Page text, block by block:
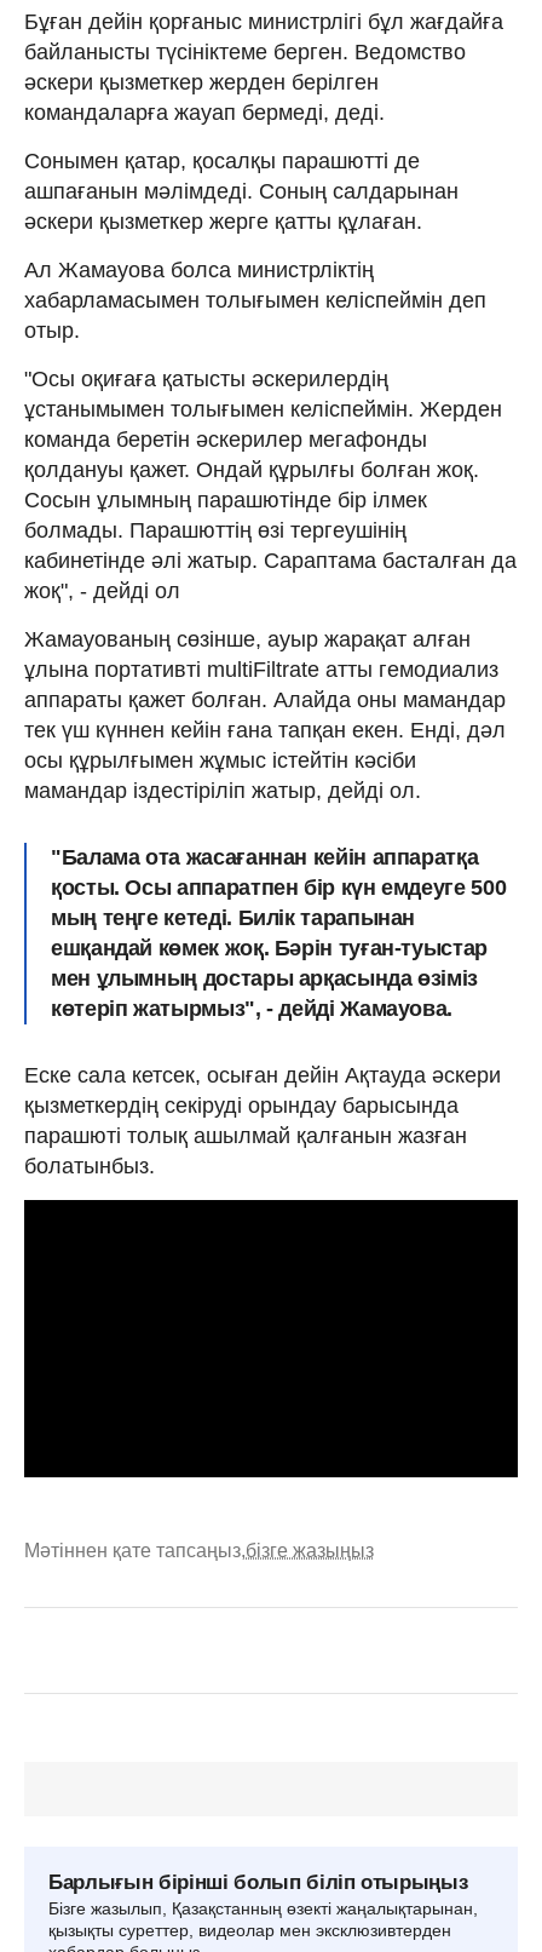
Бұған дейін қорғаныс министрлігі бұл жағдайға
байланысты түсініктеме берген. Ведомство
әскери қызметкер жерден берілген
командаларға жауап бермеді, деді.
Сонымен қатар, қосалқы парашютті де
ашпағанын мәлімдеді. Соның салдарынан
әскери қызметкер жерге қатты құлаған.
Ал Жамауова болса министрліктің
хабарламасымен толығымен келіспеймін деп
отыр.
"Осы оқиғаға қатысты әскерилердің
ұстанымымен толығымен келіспеймін. Жерден
команда беретін әскерилер мегафонды
қолдануы қажет. Ондай құрылғы болған жоқ.
Сосын ұлымның парашютінде бір ілмек
болмады. Парашюттің өзі тергеушінің
кабинетінде әлі жатыр. Сараптама басталған да
жоқ", - дейді ол
Жамауованың сөзінше, ауыр жарақат алған
ұлына портативті multiFiltrate атты гемодиализ
аппараты қажет болған. Алайда оны мамандар
тек үш күннен кейін ғана тапқан екен. Енді, дәл
осы құрылғымен жұмыс істейтін кәсіби
мамандар іздестіріліп жатыр, дейді ол.
"Балама ота жасағаннан кейін аппаратқа
қосты. Осы аппаратпен бір күн емдеуге 500
мың теңге кетеді. Билік тарапынан
ешқандай көмек жоқ. Бәрін туған-туыстар
мен ұлымның достары арқасында өзіміз
көтеріп жатырмыз", - дейді Жамауова.
Еске сала кетсек, осыған дейін Ақтауда әскери
қызметкердің секіруді орындау барысында
парашюті толық ашылмай қалғанын жазған
болатынбыз.
Мәтіннен қате тапсаңыз,бізге жазыңыз
Барлығын бірінші болып біліп отырыңыз
Бізге жазылып, Қазақстанның өзекті жаңалықтарынан,
қызықты суреттер, видеолар мен эксклюзивтерден